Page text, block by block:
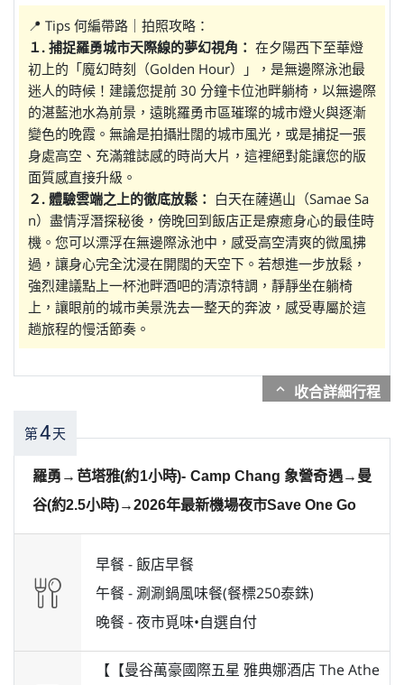
📍 Tips 何編帶路｜拍照攻略：
１. 捕捉羅勇城市天際線的夢幻視角： 在夕陽西下至華燈
初上的「魔幻時刻（Golden Hour）」，是無邊際泳池最
迷人的時候！建議您提前 30 分鐘卡位池畔躺椅，以無邊際
的湛藍池水為前景，遠眺羅勇市區璀璨的城市燈火與逐漸
變色的晚霞。無論是拍攝壯闊的城市風光，或是捕捉一張
身處高空、充滿雜誌感的時尚大片，這裡絕對能讓您的版
面質感直接升級。
２. 體驗雲端之上的徹底放鬆： 白天在薩邁山（Samae Sa
n）盡情浮潛探秘後，傍晚回到飯店正是療癒身心的最佳時
機。您可以漂浮在無邊際泳池中，感受高空清爽的微風拂
過，讓身心完全沈浸在開闊的天空下。若想進一步放鬆，
強烈建議點上一杯池畔酒吧的清涼特調，靜靜坐在躺椅
上，讓眼前的城市美景洗去一整天的奔波，感受專屬於這
趟旅程的慢活節奏。
expand_more
第4天
羅勇→芭塔雅(約1小時)- Camp Chang 象營奇遇→曼
谷(約2.5小時)→2026年最新機場夜市Save One Go
早餐 -飯店早餐
午餐 -涮涮鍋風味餐(餐標250泰銖)
晚餐 -夜市覓味•自選自付
【【曼谷萬豪國際五星 雅典娜酒店 The Athe